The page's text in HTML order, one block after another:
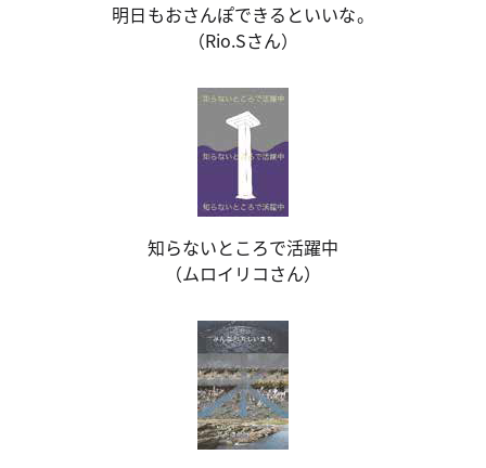
明日もおさんぽできるといいな。
（Rio.Sさん）
知らないところで活躍中
（ムロイリコさん）